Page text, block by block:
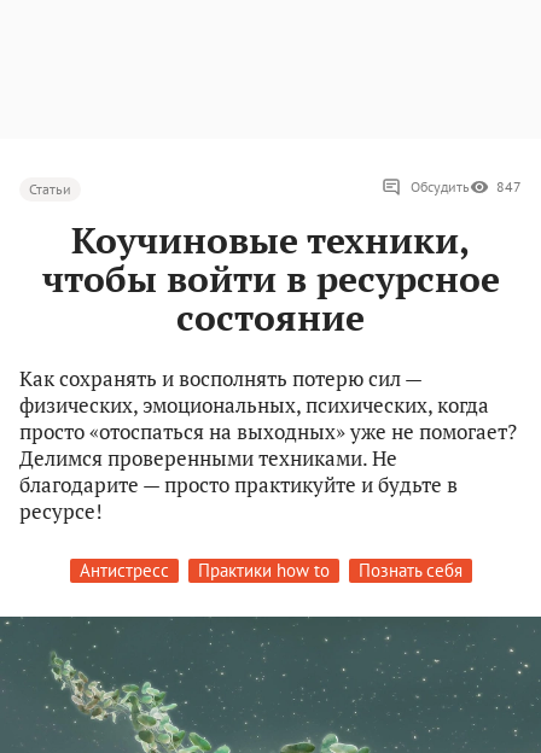
Статьи Обсудить 847
Коучиновые техники,
чтобы войти в ресурсное
состояние
Как сохранять и восполнять потерю сил —
физических, эмоциональных, психических, когда
просто «отоспаться на выходных» уже не помогает?
Делимся проверенными техниками. Не
благодарите — просто практикуйте и будьте в
ресурсе!
Антистресс Практики how to Познать себя